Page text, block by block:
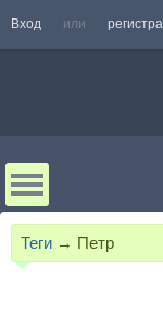
Вход или
Теги → Петр